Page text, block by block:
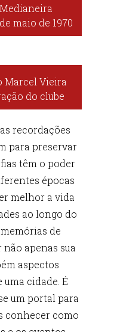
maio de 1970
Marcel Vieira
do clube
recordações
para preservar
têm o poder
épocas
melhor a vida
ao longo do
de
apenas sua
aspectos
cidade. É
um portal para
conhecer como